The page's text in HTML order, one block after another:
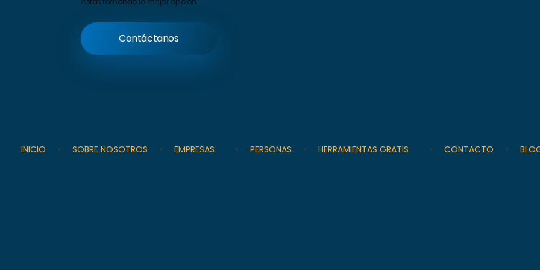
Contáctanos
INICIO SOBRE NOSOTROS EMPRESAS PERSONAS HERRAMIENTAS GRATIS CONTACTO